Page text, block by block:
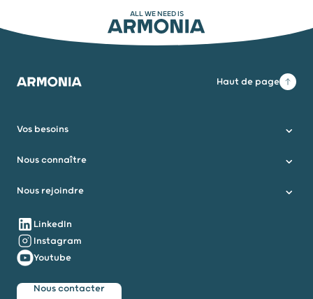
ALL WE NEED IS
ARMONIA
Armonia Haut de page
Vos besoins
Nous connaître
Nous rejoindre
Nous suivre
LinkedIn
Instagram
Youtube
Nous contacter